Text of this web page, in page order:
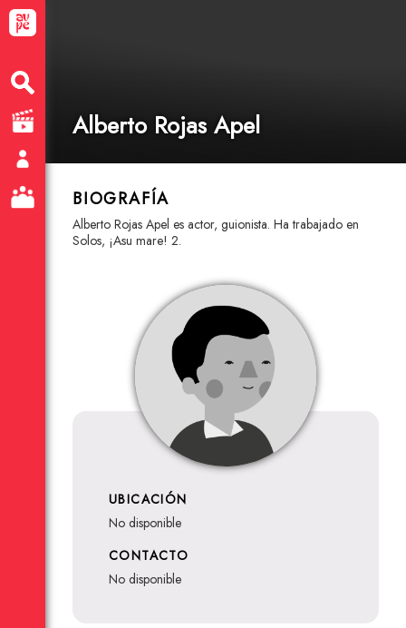
Alberto Rojas Apel
BIOGRAFÍA
Alberto Rojas Apel es actor, guionista. Ha trabajado en
Solos, ¡Asu mare! 2.
UBICACIÓN
no disponible
CONTACTO
no disponible